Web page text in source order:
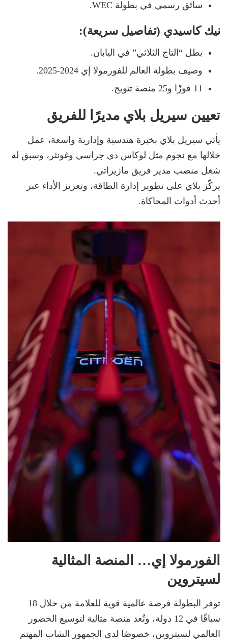
سائق رسمي في بطولة WEC.
نيك كاسيدي (تفاصيل سريعة):
بطل “التاج الثلاثي” في اليابان.
وصيف بطولة العالم للفورمولا إي 2024-2025.
11 فوزًا و25 منصة تتويج.
تعيين سيريل بلاي مديرًا للفريق
يأتي سيريل بلاي بخبرة هندسية وإدارية واسعة، عمل
خلالها مع نجوم مثل لوكاس دي جراسي وغونثر، وسبق له
شغل منصب مدير فريق مازيراتي.
يركّز بلاي على تطوير إدارة الطاقة، وتعزيز الأداء عبر
أحدث أدوات المحاكاة.
الفورمولا إي… المنصة المثالية
لسيتروين
توفر البطولة فرصة عالمية قوية للعلامة من خلال 18
سباقًا في 12 دولة، وتُعد منصة مثالية لتوسيع الحضور
العالمي لسيتروين، خصوصًا لدى الجمهور الشاب المهتم